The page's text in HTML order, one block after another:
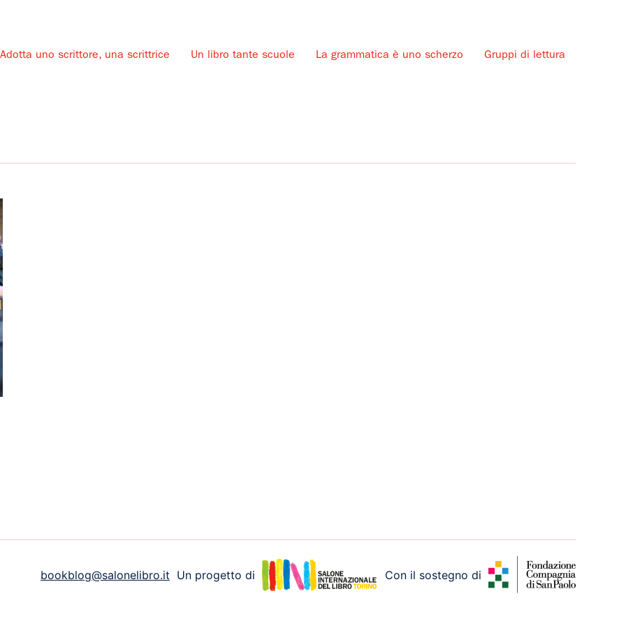
Adotta uno scrittore, una scrittrice Un libro tante scuole La grammatica è uno scherzo Gruppi di lettura
bookblog@salonelibro.it Un progetto di Con il sostegno di